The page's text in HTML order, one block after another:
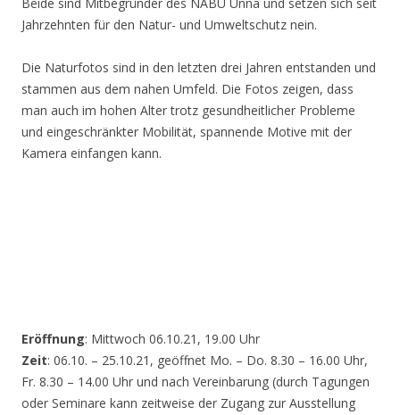
Jahrzehnten für den Natur- und Umweltschutz nein.
Die Naturfotos sind in den letzten drei Jahren entstanden und
stammen aus dem nahen Umfeld. Die Fotos zeigen, dass
man auch im hohen Alter trotz gesundheitlicher Probleme
und eingeschränkter Mobilität, spannende Motive mit der
Kamera einfangen kann.
Eröffnung: Mittwoch 06.10.21, 19.00 Uhr
Zeit: 06.10. – 25.10.21, geöffnet Mo. – Do. 8.30 – 16.00 Uhr,
Fr. 8.30 – 14.00 Uhr und nach Vereinbarung (durch Tagungen
oder Seminare kann zeitweise der Zugang zur Ausstellung